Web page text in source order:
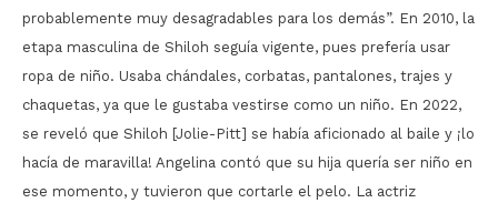
probablemente muy desagradables para los demás”. En 2010, la
etapa masculina de Shiloh seguía vigente, pues prefería usar
ropa de niño. Usaba chándales, corbatas, pantalones, trajes y
chaquetas, ya que le gustaba vestirse como un niño. En 2022,
se reveló que Shiloh [Jolie-Pitt] se había aficionado al baile y ¡lo
hacía de maravilla! Angelina contó que su hija quería ser niño en
ese momento, y tuvieron que cortarle el pelo. La actriz